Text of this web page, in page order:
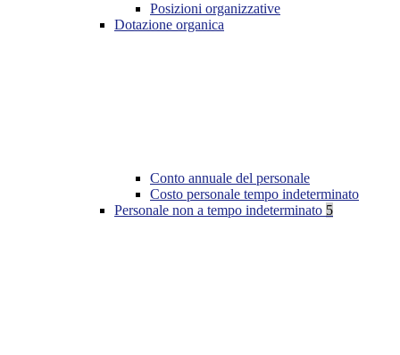
Posizioni organizzative
Dotazione organica
Conto annuale del personale
Costo personale tempo indeterminato
Personale non a tempo indeterminato 5